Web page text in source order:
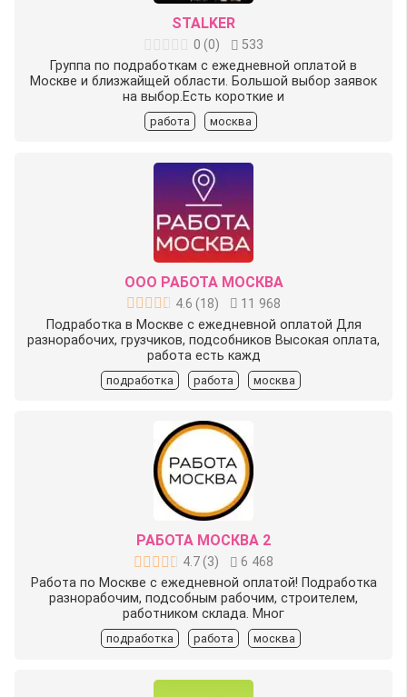
STALKER
0 (0)
533
Группа по подработкам с ежедневной оплатой в
Москве и близжайщей области. Большой выбор заявок
на выбор.Есть короткие и
работа москва
ООО РАБОТА МОСКВА
4.6 (18)
11 968
Подработка в Москве с ежедневной оплатой Для
разнорабочих, грузчиков, подсобников Высокая оплата,
работа есть кажд
подработка работа москва
РАБОТА МОСКВА 2
4.7(3)
6 468
Работа по Москве с ежедневной оплатой! Подработка
разнорабочим, подсобным рабочим, строителем,
работником склада. Мног
подработка работа москва